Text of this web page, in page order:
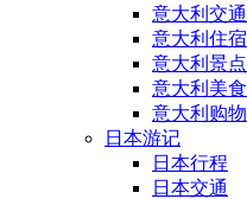
意大利交通
意大利住宿
意大利景点
意大利美食
意大利购物
日本游记
日本行程
日本交通